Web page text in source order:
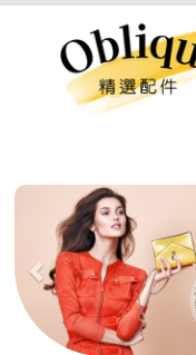
Previous